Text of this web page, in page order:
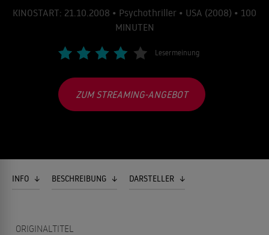
KINOSTART: 21.10.2008 • Psychothriller • USA (2008) • 100
MINUTEN
Lesermeinung
ZUM STREAMING-ANGEBOT
INFO BESCHREIBUNG DARSTELLER
ORIGINALTITEL